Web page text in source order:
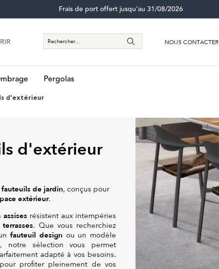
Frais de port offert jusqu'au 31/08/2026
NOUS CONTACTER
Pergolas
d'extérieur
d'extérieur
fauteuils de jardin, conçus pour
extérieur.
assises résistent aux intempéries
terrasses. Que vous recherchiez
fauteuil design ou un modèle
sélection vous permet
adapté à vos besoins.
profiter pleinement de vos